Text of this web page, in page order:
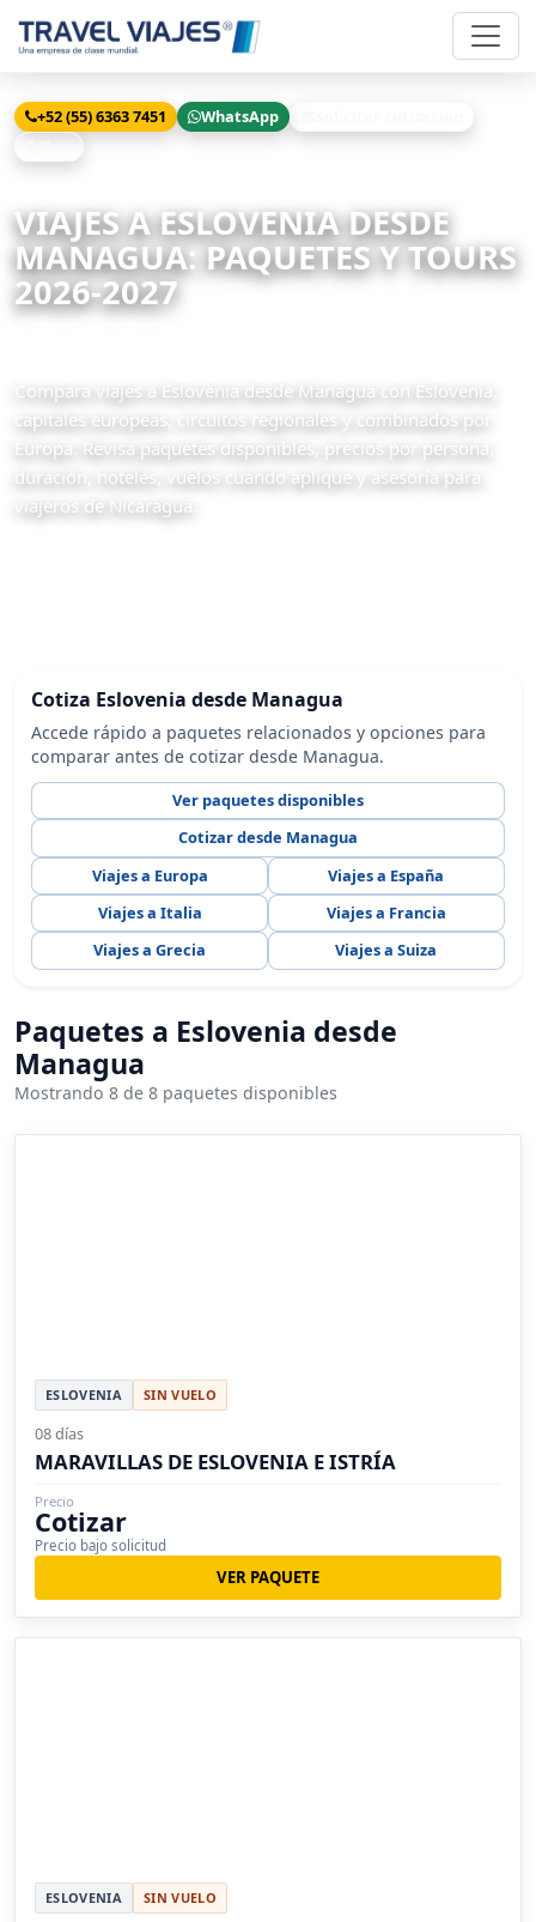
+52 (55) 6363 7451 WhatsApp
VIAJES A ESLOVENIA DESDE
MANAGUA: PAQUETES Y TOURS
2026-2027
Compara viajes a Eslovenia desde Managua con Eslovenia,
capitales europeas, circuitos regionales y combinados por
Europa. Revisa paquetes disponibles, precios por persona,
duración, hoteles, vuelos cuando aplique y asesoría para
viajeros de Nicaragua.
Cotiza Eslovenia desde Managua
Accede rápido a paquetes relacionados y opciones para
comparar antes de cotizar desde Managua.
Ver paquetes disponibles
Cotizar desde Managua
Viajes a Europa
Viajes a España
Viajes a Italia
Viajes a Francia
Viajes a Grecia
Viajes a Suiza
Paquetes a Eslovenia desde
Managua
Mostrando 8 de 8 paquetes disponibles
ESLOVENIA SIN VUELO
08 días
MARAVILLAS DE ESLOVENIA E ISTRÍA
Precio
Cotizar
Precio bajo solicitud
VER PAQUETE
ESLOVENIA SIN VUELO